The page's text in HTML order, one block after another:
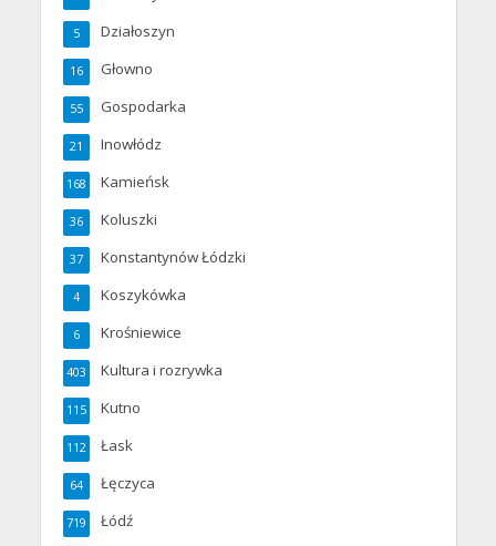
Działoszyn
5
Głowno
16
Gospodarka
55
Inowłódz
21
Kamieńsk
168
Koluszki
36
Konstantynów Łódzki
37
Koszykówka
4
Krośniewice
6
Kultura i rozrywka
403
Kutno
115
Łask
112
Łęczyca
64
Łódź
719